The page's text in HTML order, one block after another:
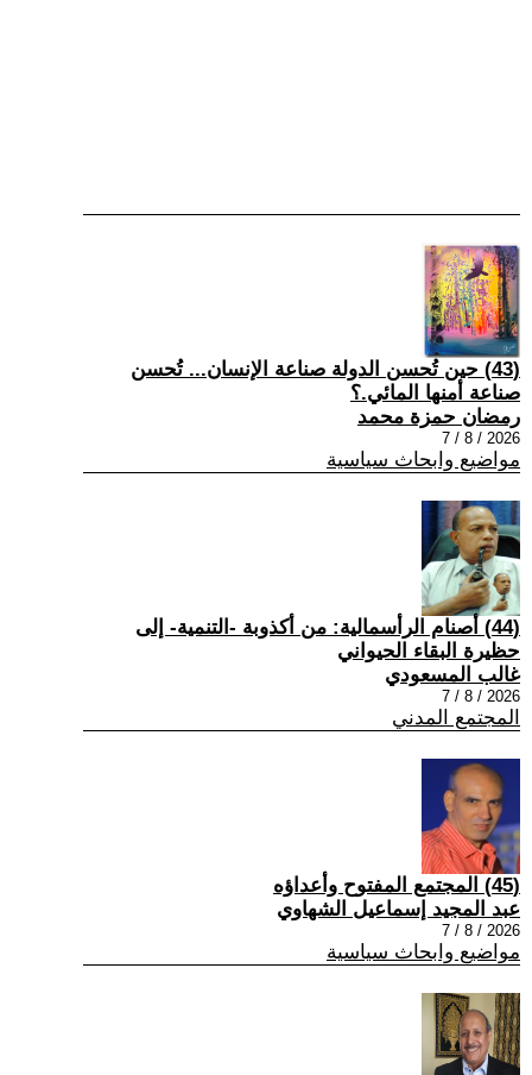
(43) حين تُحسن الدولة صناعة الإنسان... تُحسن
صناعة أمنها المائي.؟
رمضان حمزة محمد
2026 / 8 / 7
مواضيع وابحاث سياسية
(44) أصنام الرأسمالية: من أكذوبة -التنمية- إلى
حظيرة البقاء الحيواني
غالب المسعودي
2026 / 8 / 7
المجتمع المدني
(45) المجتمع المفتوح وأعداؤه
عبد المجيد إسماعيل الشهاوي
2026 / 8 / 7
مواضيع وابحاث سياسية